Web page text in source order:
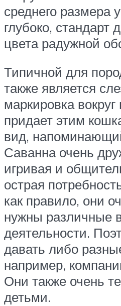
среднего размера
глубоко, стандарт
цвета радужной
Типичной для
также является
маркировка вокруг
придает этим
вид,
Саванна очень
игривая и
острая
как правило, они
нужны различные
деятельности.
давать либо
например,
Они также очень
детьми.